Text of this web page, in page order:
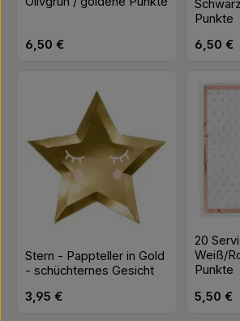
Regulärer Preis:
6,50 €
Punkte
6,50 €
Stern - Pappteller in Gold
- schüchternes Gesicht
Regulärer Preis:
3,95 €
20
Weiß/
Punkte
5,50 €